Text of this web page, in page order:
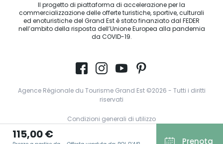
115,00 €
Il progetto di piattaforma di accelerazione per la
commercializzazione delle offerte turistiche, sportive, culturali
ed enoturistiche del Grand Est è stato finanziato dal FEDER
nell’ambito della risposta dell’Unione Europea alla pandemia
da COVID-19.
Agence Régionale du Tourisme Grand Est ©2026 - Tutti i diritti
riservati
Condizioni generali di utilizzo